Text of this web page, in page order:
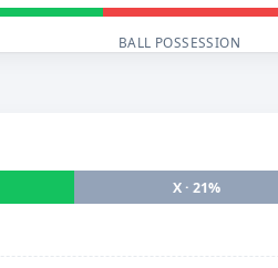
BALL POSSESSION
X · 21%